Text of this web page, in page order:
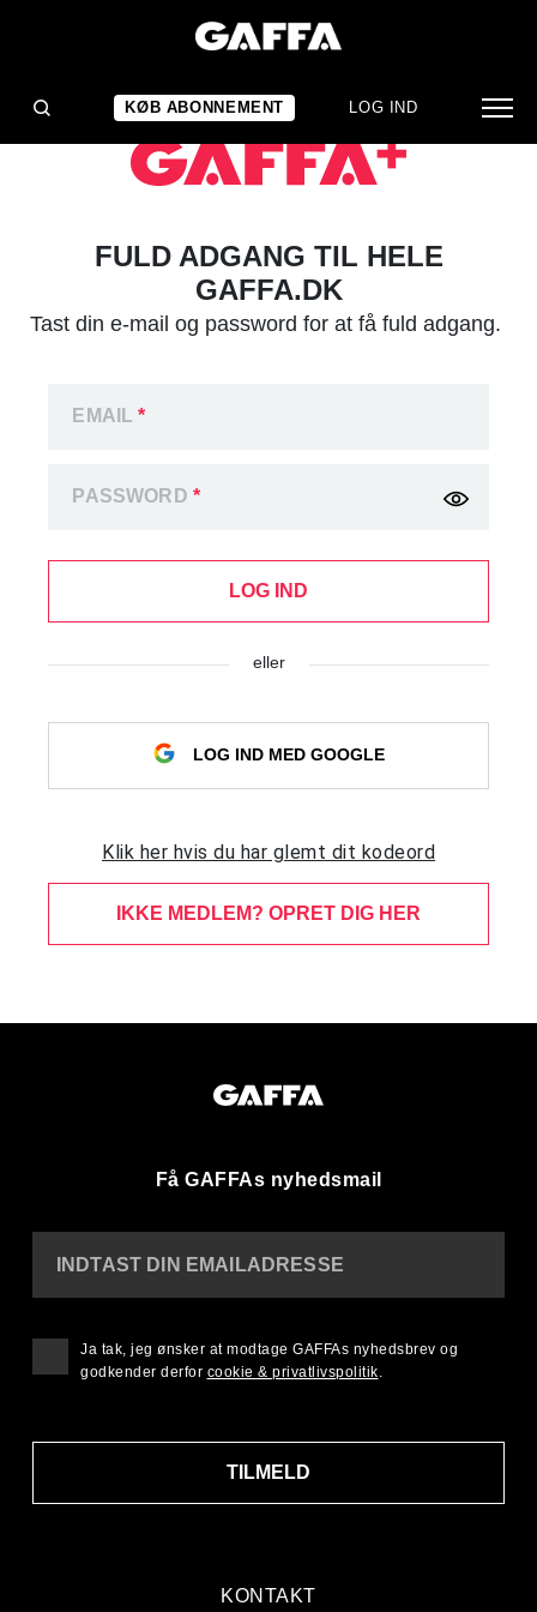
KØB ABONNEMENT LOG IND
FULD ADGANG TIL HELE
GAFFA.DK
Tast din e-mail og password for at få fuld adgang.
EMAIL*
PASSWORD *
LOG IND
eller
LOG IND MED GOOGLE
Klik her hvis du har glemt dit kodeord
IKKE MEDLEM? OPRET DIG HER
Få GAFFAs nyhedsmail
KONTAKT
INDTAST DIN EMAILADRESSE
TILMELD
Ja tak, jeg ønsker at modtage GAFFAs nyhedsbrev og
godkender derfor cookie & privatlivspolitik